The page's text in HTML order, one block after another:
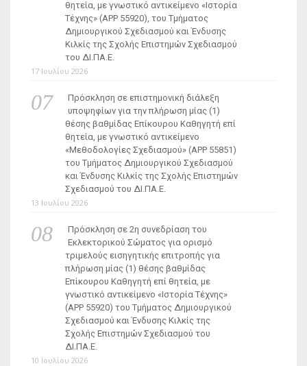
θητεία, με γνωστικό αντικείμενο «Ιστορία
Τέχνης» (ΑΡΡ 55920), του Τμήματος
Δημιουργικού Σχεδιασμού και Ένδυσης
Κιλκίς της Σχολής Επιστημών Σχεδιασμού
του ΔΙ.ΠΑ.Ε.
17 Ιουλίου 2026
Πρόσκληση σε επιστημονική διάλεξη
υποψηφίων για την πλήρωση μίας (1)
θέσης βαθμίδας Επίκουρου Καθηγητή επί
θητεία, με γνωστικό αντικείμενο
«Μεθοδολογίες Σχεδιασμού» (ΑΡΡ 55851)
του Τμήματος Δημιουργικού Σχεδιασμού
και Ένδυσης Κιλκίς της Σχολής Επιστημών
Σχεδιασμού του ΔΙ.ΠΑ.Ε.
13 Ιουλίου 2026
Πρόσκληση σε 2η συνεδρίαση του
Εκλεκτορικού Σώματος για ορισμό
τριμελούς εισηγητικής επιτροπής για
πλήρωση μίας (1) θέσης βαθμίδας
Επίκουρου Καθηγητή επί θητεία, με
γνωστικό αντικείμενο «Ιστορία Τέχνης»
(ΑΡΡ 55920) του Τμήματος Δημιουργικού
Σχεδιασμού και Ένδυσης Κιλκίς της
Σχολής Επιστημών Σχεδιασμού του
ΔΙ.ΠΑ.Ε.
10 Ιουλίου 2026